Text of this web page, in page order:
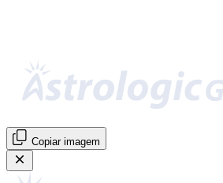
Copiar imagem